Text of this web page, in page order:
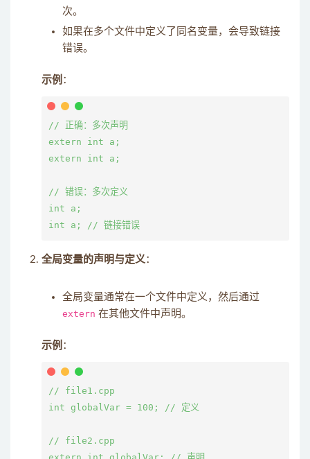
次。
如果在多个文件中定义了同名变量，会导致链接
错误。
示例 ：
// 正确：多次声明
extern int a;
extern int a;
// 错误：多次定义
int a;
全局变量的声明与定义：
全局变量通常在一个文件中定义，然后通过
extern 在其他文件中声明。
示例 ：
// file1.cpp
int globalVar = 100; // 定义
// file2.cpp